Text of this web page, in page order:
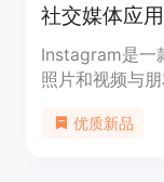
社交媒体应用
Instagram是一
照片和视频与
的界面和流行
优质新品